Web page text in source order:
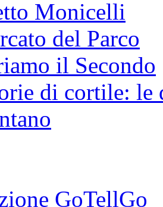
Monicelli
del Parco
il Secondo
di cortile: le
GoTellGo